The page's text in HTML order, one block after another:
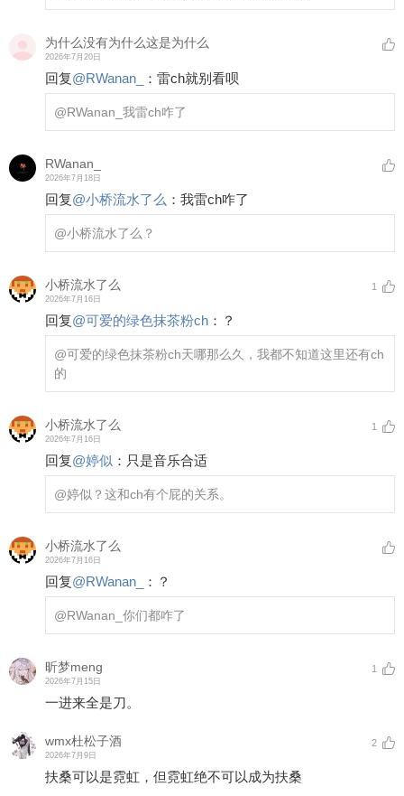
为什么没有为什么这是为什么
2026年7月20日
回复@RWanan_ ： 雷ch就别看呗
@RWanan_ 我雷ch咋了
RWanan_
2026年7月18日
回复@小桥流水了么 ： 我雷ch咋了
@小桥流水了么 ？
小桥流水了么
2026年7月16日
1
回复@可爱的绿色抹茶粉ch ： ？
@可爱的绿色抹茶粉ch天哪那么久，我都不知道这里还有ch
的
小桥流水了么
2026年7月16日
1
回复@婷似 ： 只是音乐合适
@婷似 ？这和ch有个屁的关系。
小桥流水了么
2026年7月16日
回复@RWanan_ ： ？
@RWanan_ 你们都咋了
昕梦meng
2026年7月15日
1
一进来全是刀。
wmx杜松子酒
2026年7月9日
2
扶桑可以是霓虹，但霓虹绝不可以成为扶桑